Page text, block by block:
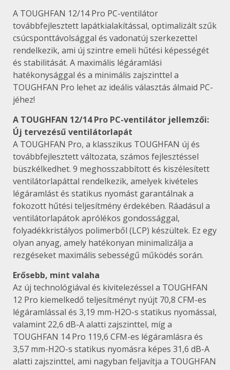
A TOUGHFAN 12/14 Pro PC-ventilátor
továbbfejlesztett lapátkialakítással, optimalizált szűk
csúcsponttávolsággal és vadonatúj szerkezettel
rendelkezik, ami új szintre emeli hűtési képességét
és stabilitását. A maximális légáramlási
hatékonysággal és a minimális zajszinttel a
TOUGHFAN Pro lehet az ideális választás álmaid PC-
jéhez!
A TOUGHFAN 12/14 Pro PC-ventilátor jellemzői:
Új tervezésű ventilátorlapát
A TOUGHFAN Pro, a klasszikus TOUGHFAN új és
továbbfejlesztett változata, számos fejlesztéssel
büszkélkedhet. 9 meghosszabbított és kiszélesített
ventilátorlapáttal rendelkezik, amelyek kivételes
légáramlást és statikus nyomást garantálnak a
fokozott hűtési teljesítmény érdekében. Ráadásul a
ventilátorlapátok aprólékos gondossággal,
folyadékkristályos polimerből (LCP) készültek. Ez egy
olyan anyag, amely hatékonyan minimalizálja a
rezgéseket maximális sebességű működés során.
Erősebb, mint valaha
Az új technológiával és kivitelezéssel a TOUGHFAN
12 Pro kiemelkedő teljesítményt nyújt 70,8 CFM-es
légáramlással és 3,19 mm-H2O-s statikus nyomással,
valamint 22,6 dB-A alatti zajszinttel, míg a
TOUGHFAN 14 Pro 119,6 CFM-es légáramlásra és
3,57 mm-H2O-s statikus nyomásra képes 31,6 dB-A
alatti zajszinttel, ami nagyban feljavítja a TOUGHFAN